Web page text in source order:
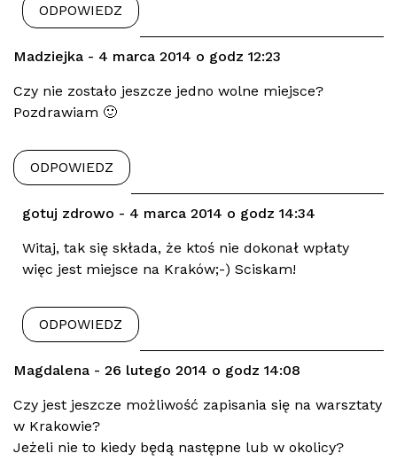
ODPOWIEDZ
Madziejka - 4 marca 2014 o godz 12:23
Czy nie zostało jeszcze jedno wolne miejsce?
Pozdrawiam 🙂
ODPOWIEDZ
gotuj zdrowo - 4 marca 2014 o godz 14:34
Witaj, tak się składa, że ktoś nie dokonał wpłaty
więc jest miejsce na Kraków;-) Sciskam!
ODPOWIEDZ
Magdalena - 26 lutego 2014 o godz 14:08
Czy jest jeszcze możliwość zapisania się na warsztaty
w Krakowie?
Jeżeli nie to kiedy będą następne lub w okolicy?